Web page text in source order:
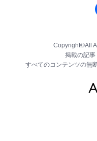
Copyright©All
掲載の記事
すべてのコンテンツの無